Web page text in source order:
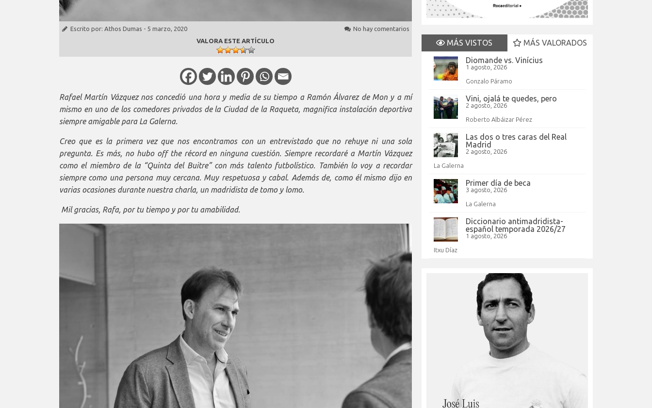
Escrito por: Athos Dumas - 5 marzo, 2020
No hay comentarios
VALORA ESTE ARTÍCULO
Rafael Martín Vázquez nos concedió una hora y media de su tiempo a Ramón Álvarez de Mon y a mí
mismo en uno de los comedores privados de la Ciudad de la Raqueta, magnifica instalación deportiva
siempre amigable para La Galerna.
Creo que es la primera vez que nos encontramos con un entrevistado que no rehuye ni una sola
pregunta. Es más, no hubo off the récorden ninguna cuestión. Siempre recordaré a Martín Vázquez
como el miembro de la “Quinta del Buitre” con más talento futbolístico. También lo voy a recordar
siempre como una persona muy cercana. Muy respetuosa y cabal. Además de, como él mismo dijo en
varias ocasiones durante nuestra charla, un madridista de tomo y lomo.
Mil gracias, Rafa, por tu tiempo y por tu amabilidad.
MÁS VISTOS
MÁS VALORADOS
Diomande vs. Vinícius
1 agosto, 2026
Gonzalo Páramo
Vini, ojalá te quedes, pero
2 agosto, 2026
Roberto Albáizar Pérez
Las dos o tres caras del Real
Madrid
2 agosto, 2026
La Galerna
Primer día de beca
3 agosto, 2026
La Galerna
Diccionario antimadridista-
español temporada 2026/27
1 agosto, 2026
Itxu Díaz